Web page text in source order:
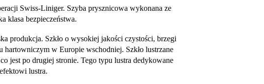
Swiss-Liniger. Szyba prysznicowa wykonana ze
klasa bezpieczeństwa.
produkcja. Szkło o wysokiej jakości czystości, brzegi
w Europie wschodniej. Szkło lustrzane
jest po drugiej stronie. Tego typu lustra dedykowane
lustra.